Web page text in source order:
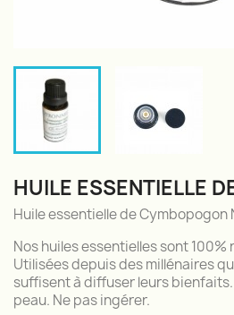
HUILE ESSENTIELLE
Huile essentielle de Cymbopogon
Nos huiles essentielles sont 100%
Utilisées depuis des millénaires
suffisent à diffuser leurs
peau. Ne pas ingérer.